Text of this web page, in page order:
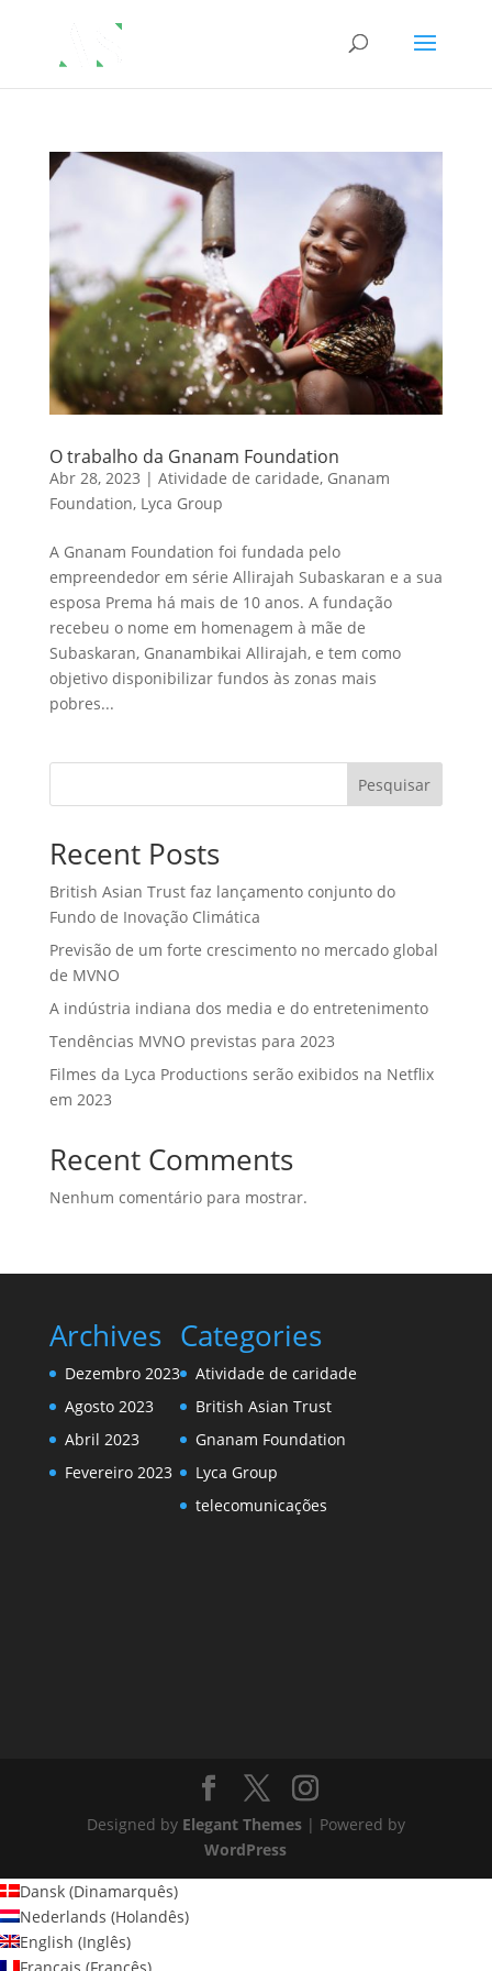
O trabalho da Gnanam Foundation
Abr 28, 2023 | Atividade de caridade, Gnanam
Foundation, Lyca Group
A Gnanam Foundation foi fundada pelo
empreendedor em série Allirajah Subaskaran e a sua
esposa Prema há mais de 10 anos. A fundação
recebeu o nome em homenagem à mãe de
Subaskaran, Gnanambikai Allirajah, e tem como
objetivo disponibilizar fundos às zonas mais
pobres...
Pesquisar
Recent Posts
British Asian Trust faz lançamento conjunto do
Fundo de Inovação Climática
Previsão de um forte crescimento no mercado global
de MVNO
A indústria indiana dos media e do entretenimento
Tendências MVNO previstas para 2023
Filmes da Lyca Productions serão exibidos na Netflix
em 2023
Recent Comments
Nenhum comentário para mostrar.
Archives
Dezembro 2023
Agosto 2023
Abril 2023
Fevereiro 2023
Categories
Atividade de caridade
British Asian Trust
Gnanam Foundation
Lyca Group
telecomunicações
Designed by Elegant Themes| Powered by
WordPress
Dansk (Dinamarquês)
Nederlands (Holandês)
English (Inglês)